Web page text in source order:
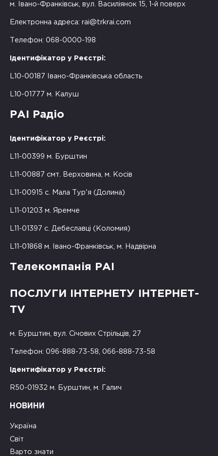
м. Івано-Франківськ, вул. Василіянок 15, 1-й поверх
Електронна адреса: rai@trkrai.com
Телефон: 068-0000-198
Ідентифікатор у Реєстрі:
L10-00187 Івано-Франківська область
L10-01777 м. Калуш
РАІ Радіо
Ідентифікатор у Реєстрі:
L11-00399 м. Бурштин
L11-00887 смт. Верховина, м. Косів
L11-00915 с. Мала Тур'я (Долина)
L11-01203 м. Яремче
L11-01397 с. Дебеславці (Коломия)
L11-01868 м. Івано-Франківськ, м. Надвірна
Телекомпанія РАІ
ПОСЛУГИ ІНТЕРНЕТУ ІНТЕРНЕТ-
TV
м. Бурштин, вул. Січових Стрільців, 27
Телефон: 096-888-73-58, 066-888-73-58
Ідентифікатор у Реєстрі:
R50-01932 м. Бурштин, м. Галич
НОВИНИ
Україна
Світ
Варто знати